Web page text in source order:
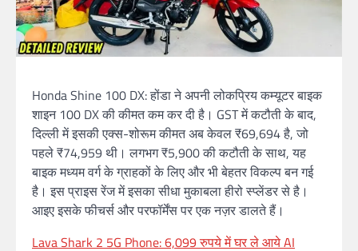
Honda Shine 100 DX: होंडा ने अपनी लोकप्रिय कम्यूटर बाइक
शाइन 100 DX की कीमत कम कर दी है। GST में कटौती के बाद,
दिल्ली में इसकी एक्स-शोरूम कीमत अब केवल ₹69,694 है, जो
पहले ₹74,959 थी। लगभग ₹5,900 की कटौती के साथ, यह
बाइक मध्यम वर्ग के ग्राहकों के लिए और भी बेहतर विकल्प बन गई
है। इस प्राइस रेंज में इसका सीधा मुकाबला हीरो स्प्लेंडर से है।
आइए इसके फीचर्स और परफॉर्मेंस पर एक नज़र डालते हैं।
Lava Shark 2 5G Phone: 6,099 रुपये में घर ले आये AI